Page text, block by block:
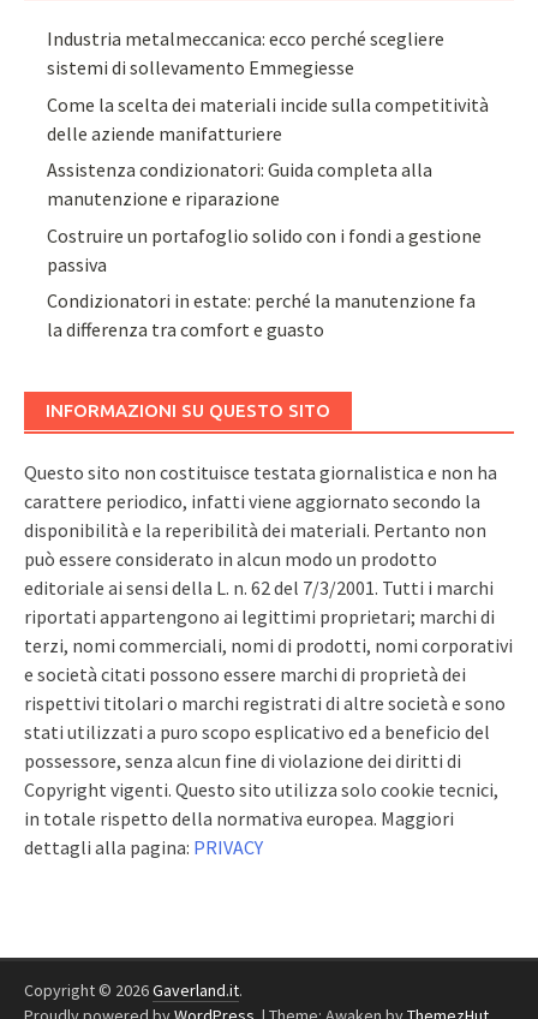
Industria metalmeccanica: ecco perché scegliere
sistemi di sollevamento Emmegiesse
Come la scelta dei materiali incide sulla competitività
delle aziende manifatturiere
Assistenza condizionatori: Guida completa alla
manutenzione e riparazione
Costruire un portafoglio solido con i fondi a gestione
passiva
Condizionatori in estate: perché la manutenzione fa
la differenza tra comfort e guasto
INFORMAZIONI SU QUESTO SITO
Questo sito non costituisce testata giornalistica e non ha
carattere periodico, infatti viene aggiornato secondo la
disponibilità e la reperibilità dei materiali. Pertanto non
può essere considerato in alcun modo un prodotto
editoriale ai sensi della L. n. 62 del 7/3/2001. Tutti i marchi
riportati appartengono ai legittimi proprietari; marchi di
terzi, nomi commerciali, nomi di prodotti, nomi corporativi
e società citati possono essere marchi di proprietà dei
rispettivi titolari o marchi registrati di altre società e sono
stati utilizzati a puro scopo esplicativo ed a beneficio del
possessore, senza alcun fine di violazione dei diritti di
Copyright vigenti. Questo sito utilizza solo cookie tecnici,
in totale rispetto della normativa europea. Maggiori
dettagli alla pagina: PRIVACY
Copyright © 2026Gaverland.it.